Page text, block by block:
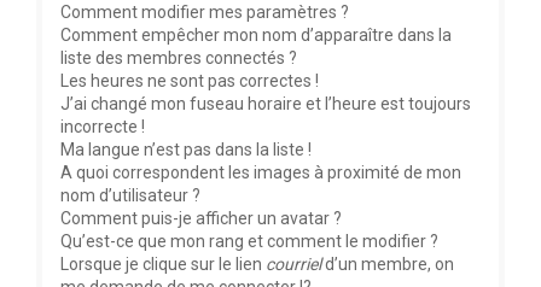
Comment modifier mes paramètres ?
Comment empêcher mon nom d’apparaître dans la
liste des membres connectés ?
Les heures ne sont pas correctes !
J’ai changé mon fuseau horaire et l’heure est toujours
incorrecte !
Ma langue n’est pas dans la liste !
A quoi correspondent les images à proximité de mon
nom d’utilisateur ?
Comment puis-je afficher un avatar ?
Qu’est-ce que mon rang et comment le modifier ?
Lorsque je clique sur le lien courrield’un membre, on